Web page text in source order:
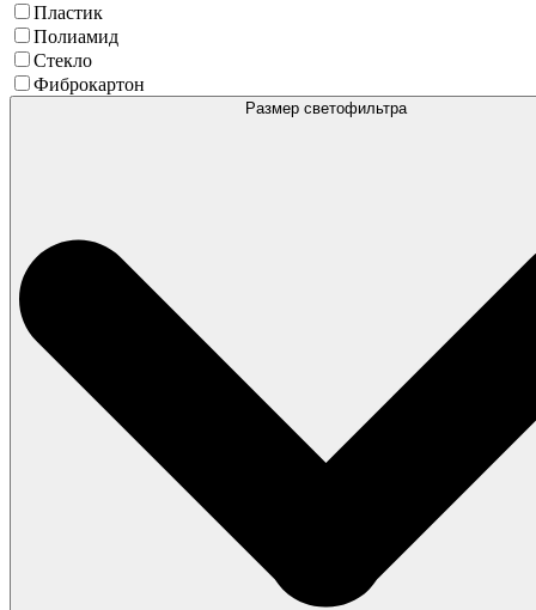
Пластик
Полиамид
Стекло
Фиброкартон
Размер светофильтра